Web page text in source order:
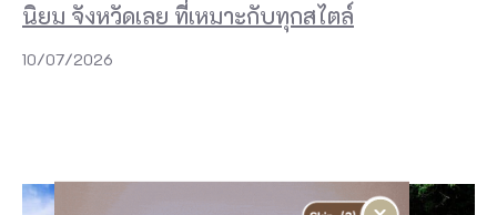
นิยม จังหวัดเลย ที่เหมาะกับทุกสไตล์
10/07/2026